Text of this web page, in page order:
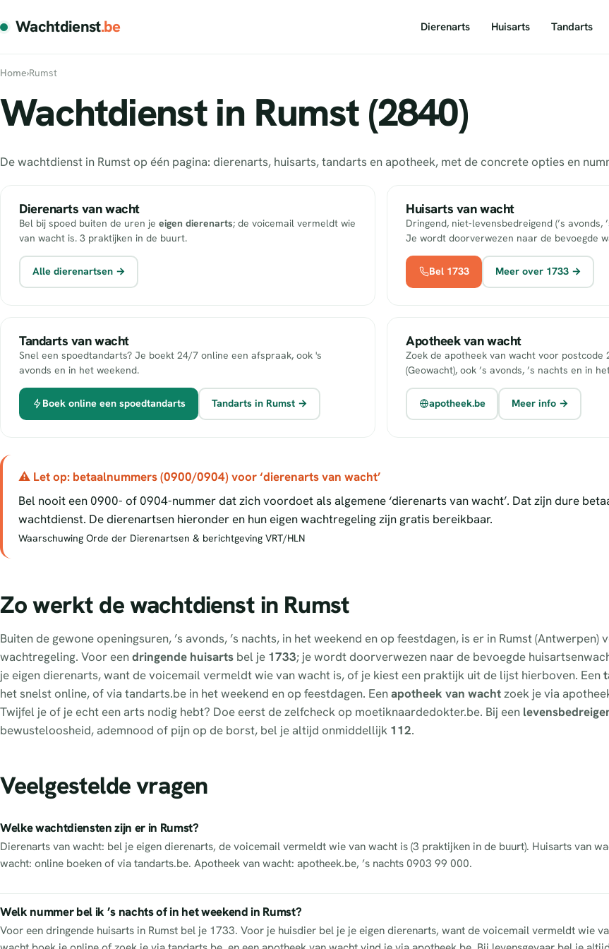
Wachtdienst.be Dierenarts Huisarts Tandarts
Home›Rumst
Wachtdienst in Rumst (2840)
De wachtdienst in Rumst op één pagina: dierenarts, huisarts, tandarts en apotheek, met de concrete opties en
Dierenarts van wacht
Bel bij spoed buiten de uren je eigen dierenarts; de voicemail vermeldt wie
van wacht is. 3 praktijken in de buurt.
Alle dierenartsen →
Huisarts van wacht
Dringend, niet-levensbedreigend (’s avonds,
Je wordt doorverwezen naar de bevoegde
Bel 1733 Meer over 1733 →
Tandarts van wacht
Snel een spoedtandarts? Je boekt 24/7 online een afspraak, ook 's
avonds en in het weekend.
Boek online een spoedtandarts Tandarts in Rumst →
Apotheek van wacht
Zoek de apotheek van wacht voor postcode
(Geowacht), ook ’s avonds, ’s nachts en in
apotheek.be Meer info →
⚠ Let op: betaalnummers (0900/0904) voor ‘dierenarts van wacht’
Bel nooit een 0900- of 0904-nummer dat zich voordoet als algemene ‘dierenarts van wacht’. Dat zijn dure
wachtdienst. De dierenartsen hieronder en hun eigen wachtregeling zijn gratis bereikbaar.
Waarschuwing Orde der Dierenartsen & berichtgeving VRT/HLN
Zo werkt de wachtdienst in Rumst
Buiten de gewone openingsuren, ’s avonds, ’s nachts, in het weekend en op feestdagen, is er in Rumst
wachtregeling. Voor eendringende huisarts bel je 1733; je wordt doorverwezen naar de bevoegde
je eigen dierenarts, want de voicemail vermeldt wie van wacht is, of je kiest een praktijk uit de lijst hierboven. Een
het snelst online, of via tandarts.be in het weekend en op feestdagen. Eenapotheek van wachtzoek je via
Twijfel je of je echt een arts nodig hebt? Doe eerst de zelfcheck op moetiknaardedokter.be. Bij een
bewusteloosheid, ademnood of pijn op de borst, bel je altijd onmiddellijk 112.
Veelgestelde vragen
Welke wachtdiensten zijn er in Rumst?
Dierenarts van wacht: bel je eigen dierenarts, de voicemail vermeldt wie van wacht is (3 praktijken in de buurt). Huisarts van
wacht: online boeken of via tandarts.be. Apotheek van wacht: apotheek.be, ’s nachts 0903 99 000.
Welk nummer bel ik ’s nachts of in het weekend in Rumst?
Voor een dringende huisarts in Rumst bel je 1733. Voor je huisdier bel je je eigen dierenarts, want de voicemail vermeldt wie